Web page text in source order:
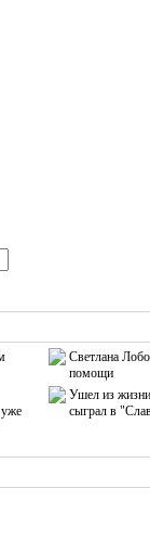
Светлана
помощи
Ушел из жизни
сыграл в